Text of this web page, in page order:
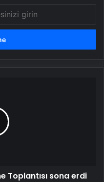
Toplantısı sona erdi